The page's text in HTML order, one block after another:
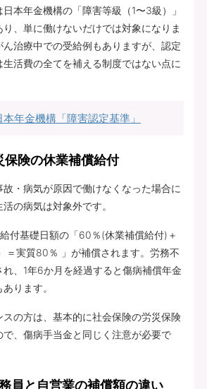
本年金機構の「障害等級（1〜3級）」
、単に働けないだけでは対象になりま
治療中での受給例もありますが、認定
活費の全てを補える制度ではない点に
年金機構「障害認定基準」
保険の休業補償給付
・病気が原因で働けなくなった場合に
の病気は対象外です。
付基礎日額の「60％(休業補償給付)＋
＝実質80％ 」が補償されます。労務不
、1年6か月を経過すると傷病補償年金
ります。
スの方は、基本的に社会保険の労災保険
で、傷病手当金と同じく注意が必要で
員と自営業の補償額の違い